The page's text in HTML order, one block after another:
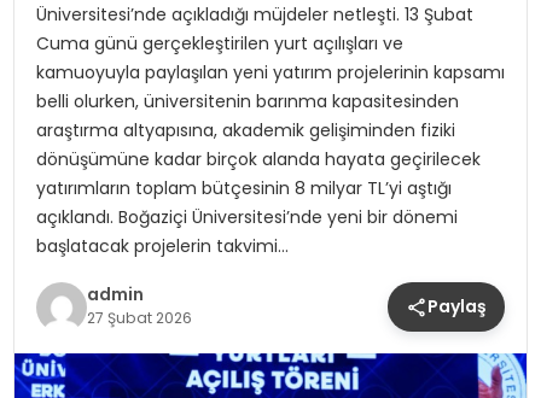
Üniversitesi’nde açıkladığı müjdeler netleşti. 13 Şubat
Cuma günü gerçekleştirilen yurt açılışları ve
kamuoyuyla paylaşılan yeni yatırım projelerinin kapsamı
belli olurken, üniversitenin barınma kapasitesinden
araştırma altyapısına, akademik gelişiminden fiziki
dönüşümüne kadar birçok alanda hayata geçirilecek
yatırımların toplam bütçesinin 8 milyar TL’yi aştığı
açıklandı. Boğaziçi Üniversitesi’nde yeni bir dönemi
başlatacak projelerin takvimi…
admin
27 Şubat 2026 Paylaş